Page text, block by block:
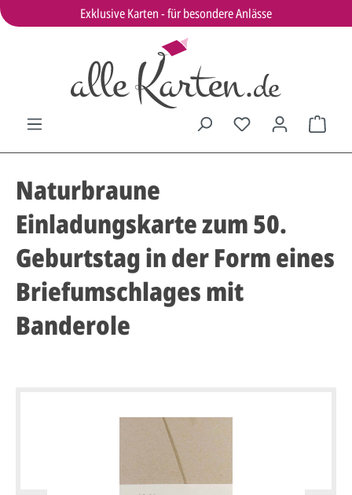
Exklusive Karten - für besondere Anlässe
Naturbraune
Einladungskarte zum 50.
Geburtstag in der Form eines
Briefumschlages mit
Banderole